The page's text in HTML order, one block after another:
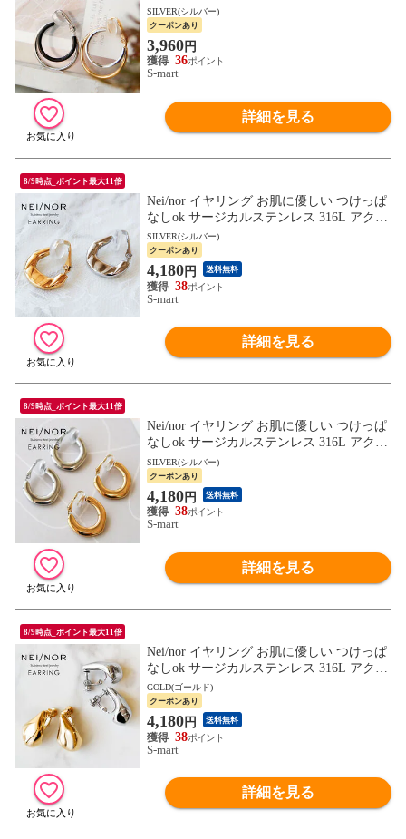
サリー 錆に強い 変色しにくい ネイナー N
nER-0021
SILVER(シルバー)
クーポンあり
3,960円
36
S-mart
詳細を見る
8/9時点_ポイント最大11倍
Nei/nor イヤリング お肌に優しい つけっぱ
なしok サージカルステンレス 316L アクセ
サリー 錆に強い 変色しにくい ネイナー N
nER-0022
SILVER(シルバー)
クーポンあり
4,180円 送料無料
38
S-mart
詳細を見る
8/9時点_ポイント最大11倍
Nei/nor イヤリング お肌に優しい つけっぱ
なしok サージカルステンレス 316L アクセ
サリー 錆に強い 変色しにくい ネイナー N
nER-0023
SILVER(シルバー)
クーポンあり
4,180円 送料無料
38
S-mart
詳細を見る
8/9時点_ポイント最大11倍
Nei/nor イヤリング お肌に優しい つけっぱ
なしok サージカルステンレス 316L アクセ
サリー 錆に強い 変色しにくい ネイナー N
nER-0020
GOLD(ゴールド)
クーポンあり
4,180円 送料無料
38
S-mart
詳細を見る